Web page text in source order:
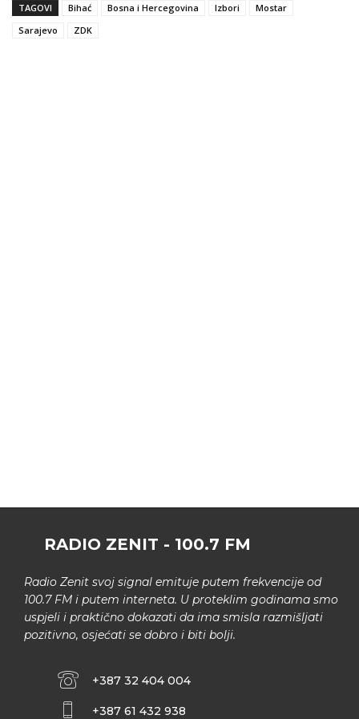
TAGOVI Bihać Bosna i Hercegovina Izbori
Mostar
Sarajevo
ZDK
RADIO ZENIT - 100.7 FM
Radio Zenit svoj signal emituje putem frekvencije od
100.7 FM i putem interneta. U proteklim godinama smo
uspjeli i praktično dokazati da ima smisla razmišljati
pozitivno, osjećati se dobro i biti bolji.
+387 32 404 004
+387 61 432 938